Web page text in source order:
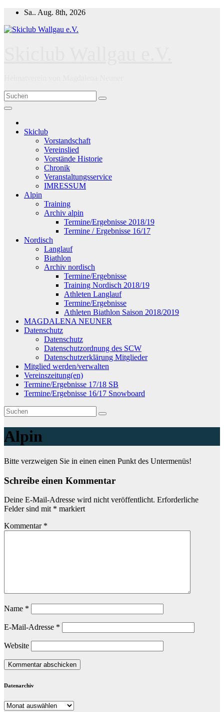
Zum
springen
Sa.. Aug. 8th, 2026
Skiclub
Vorstandschaft
Vereinslied
Vorstände Historie
Chronik
Veranstaltungsservice
IMRESSUM
Alpin
Training
Archiv alpin
Termine/Ergebnisse 2018/19
Termine / Ergebnisse 16/17
Nordisch
Langlauf
Biathlon
Archiv nordisch
Termine/Ergebnisse
Training Nordisch 2018/19
Athleten Langlauf
Termine/Ergebnisse
Athleten Biathlon Saison 2018/2019
MAGDALENA NEUNER
Datenschutz
Datenschutz
Datenschutzordnung des SCW
Datenschutzerklärung Mitglieder
Mitglied werden/verwalten
Vereinszeitung(en)
Termine/Ergebnisse 17/18 SB
Termine/Ergebnisse 16/17 Snowboard
Alpin
Bitte verzweigen Sie in einen einen Punkt des Untermenüs!
Schreibe einen Kommentar
Deine E-Mail-Adresse wird nicht veröffentlicht. Erforderliche
Felder sind mit * markiert
Kommentar *
Name *
E-Mail-Adresse *
Website
Datenarchiv
Datenarchiv